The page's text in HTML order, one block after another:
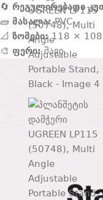
🔄 რეგულირებადი
🧱 მასალა:PVC
📐 ზომები:118 × 108
🎨 ფერი:შავი